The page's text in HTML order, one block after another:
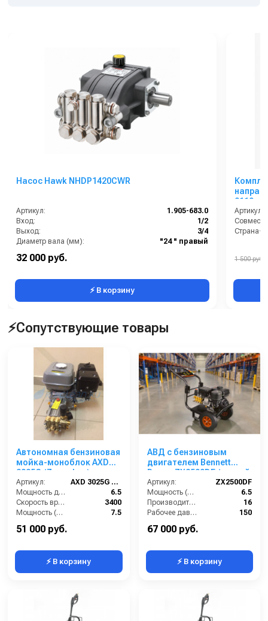
Насос Hawk NHDP1420CWR
Артикул:
1.905-683.0
Вход:
1/2
Выход:
3/4
Диаметр вала (мм):
"24 " правый
Объем масла для насоса:
32 000 руб.
⚡ В корзину
0110
Артикул:
Страна-
1 500 руб.
⚡Сопутствующие товары
Автономная бензиновая
мойка-моноблок AXD
3025G (Zongshen)
Артикул:
AXD 3025G (Zongshen)
Мощность двигателя (лс):
6.5
Скорость вращения вала (об/мин):
3400
Мощность (л/с):
7.5
Производительность (л/ч):
51 000 руб.
⚡ В корзину
АВД с бензиновым
двигателем Bennett
Power ZX2500DF (ручной
стартер)
Артикул:
ZX2500DF
Мощность (л/с):
6.5
Производительность (л/мин):
16
Рабочее давление (бар):
150
Обороты двигателя (об/мин):
67 000 руб.
⚡ В корзину